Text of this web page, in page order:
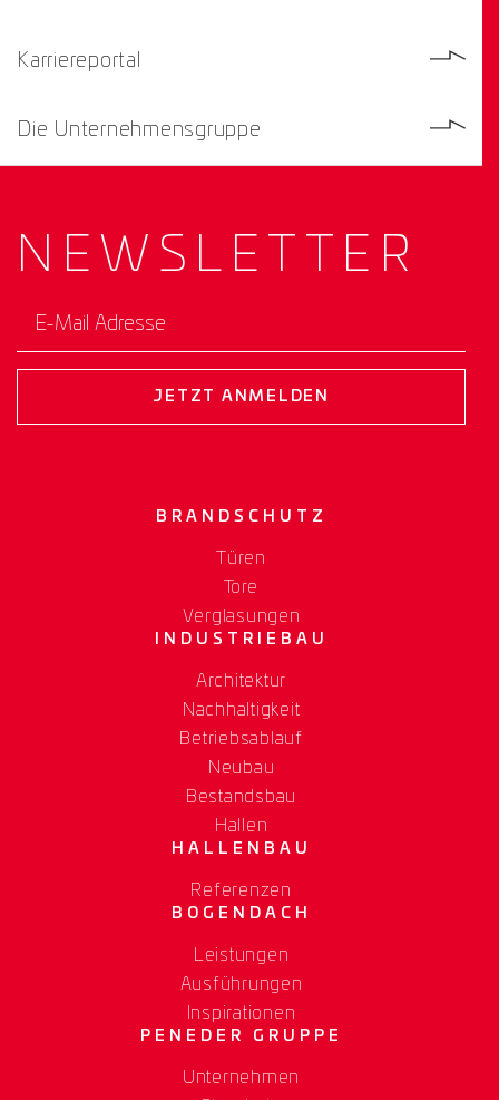
Karriereportal
Die Unternehmensgruppe
NEWS­ LETTER
E-Mail Adresse
JETZT ANMELDEN
BRANDSCHUTZ
Türen
Tore
Verglasungen
INDUSTRIEBAU
Architektur
Nachhaltigkeit
Betriebsablauf
Neubau
Bestandsbau
Hallen
HALLENBAU
Referenzen
BOGENDACH
Leistungen
Ausführungen
Inspirationen
PENEDER GRUPPE
Unternehmen